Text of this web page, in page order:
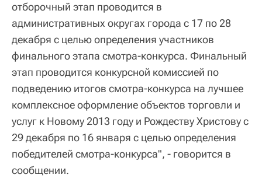
отборочный этап проводится в
административных округах города с 17 по 28
декабря с целью определения участников
финального этапа смотра-конкурса. Финальный
этап проводится конкурсной комиссией по
подведению итогов смотра-конкурса на лучшее
комплексное оформление объектов торговли и
услуг к Новому 2013 году и Рождеству Христову с
29 декабря по 16 января с целью определения
победителей смотра-конкурса", - говорится в
сообщении.